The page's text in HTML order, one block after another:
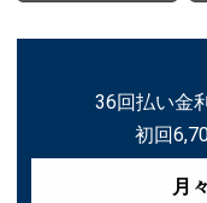
36回払い金
初回
月々